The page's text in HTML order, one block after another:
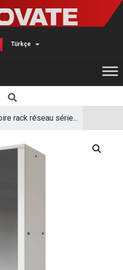
Türkçe
English
rack réseau série...